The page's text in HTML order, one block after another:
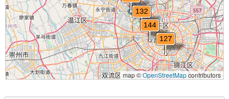
map ©OpenStreetMapcontributors